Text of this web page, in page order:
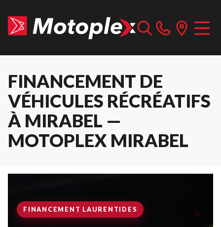
FINANCEMENT DE
VÉHICULES RÉCRÉATIFS
À MIRABEL —
MOTOPLEX MIRABEL
FINANCEMENT LAURENTIDES